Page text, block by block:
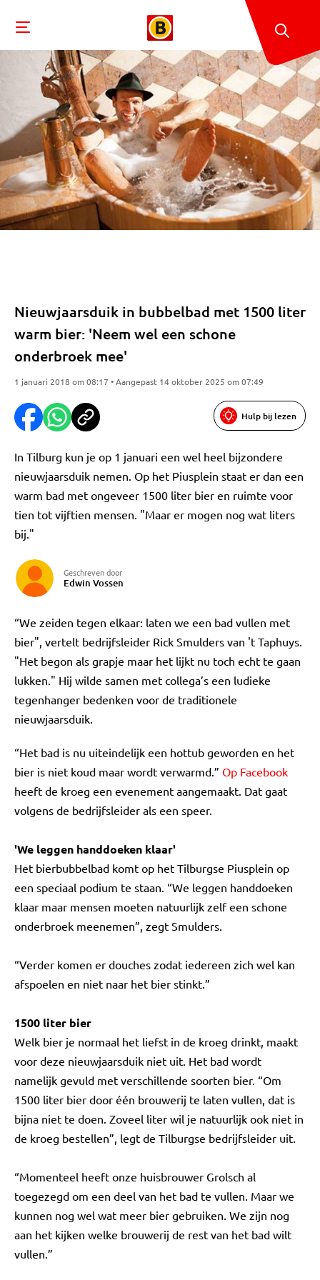
Nieuwjaarsduik in bubbelbad met 1500 liter
warm bier: 'Neem wel een schone
onderbroek mee'
1 januari 2018 om 08:17 • Aangepast 14 oktober 2025 om 07:49
Hulp bij lezen
In Tilburg kun je op 1 januari een wel heel bijzondere
nieuwjaarsduik nemen. Op het Piusplein staat er dan een
warm bad met ongeveer 1500 liter bier en ruimte voor
tien tot vijftien mensen. "Maar er mogen nog wat liters
bij."
Geschreven door
Edwin Vossen
“We zeiden tegen elkaar: laten we een bad vullen met
bier", vertelt bedrijfsleider Rick Smulders van 't Taphuys.
"Het begon als grapje maar het lijkt nu toch echt te gaan
lukken." Hij wilde samen met collega’s een ludieke
tegenhanger bedenken voor de traditionele
nieuwjaarsduik.
“Het bad is nu uiteindelijk een hottub geworden en het
bier is niet koud maar wordt verwarmd.” Op Facebook
heeft de kroeg een evenement aangemaakt. Dat gaat
volgens de bedrijfsleider als een speer.
'We leggen handdoeken klaar'
Het bierbubbelbad komt op het Tilburgse Piusplein op
een speciaal podium te staan. “We leggen handdoeken
klaar maar mensen moeten natuurlijk zelf een schone
onderbroek meenemen”, zegt Smulders.
“Verder komen er douches zodat iedereen zich wel kan
afspoelen en niet naar het bier stinkt.”
1500 liter bier
Welk bier je normaal het liefst in de kroeg drinkt, maakt
voor deze nieuwjaarsduik niet uit. Het bad wordt
namelijk gevuld met verschillende soorten bier. “Om
1500 liter bier door één brouwerij te laten vullen, dat is
bijna niet te doen. Zoveel liter wil je natuurlijk ook niet in
de kroeg bestellen”, legt de Tilburgse bedrijfsleider uit.
“Momenteel heeft onze huisbrouwer Grolsch al
toegezegd om een deel van het bad te vullen. Maar we
kunnen nog wel wat meer bier gebruiken. We zijn nog
aan het kijken welke brouwerij de rest van het bad wilt
vullen.”